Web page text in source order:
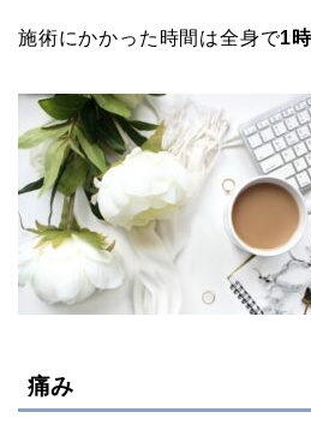
施術にかかった時間は全身で1
痛み